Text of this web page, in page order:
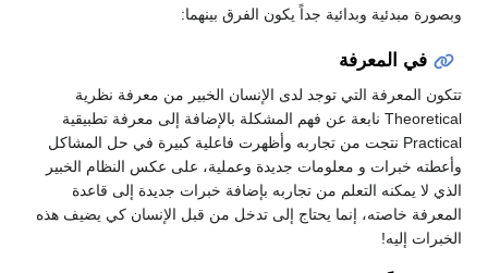
وبصورة مبدئية وبدائية جداً يكون الفرق بينهما:
في المعرفة
تتكون المعرفة التي توجد لدى الإنسان الخبير من معرفة نظرية
Theoretical نابعة عن فهم المشكلة بالإضافة إلى معرفة تطبيقية
Practical نتجت من تجاربه وأظهرت فاعلية كبيرة في حل المشاكل
وأعطته خبرات و معلومات جديدة وعملية، على عكس النظام الخبير
الذي لا يمكنه التعلم من تجاربه بإضافة خبرات جديدة إلى قاعدة
المعرفة خاصته، إنما يحتاج إلى تدخل من قبل الإنسان كي يضيف هذه
الخبرات إليه!